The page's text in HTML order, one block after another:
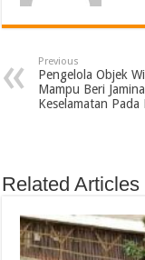
Previous
Pengelola Objek
Mampu Beri
Keselamatan
Related Articles